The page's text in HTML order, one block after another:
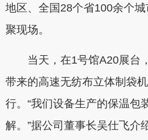
地区、全国28个省100余个
聚现场。
当天，在1号馆A20展台，
带来的高速无纺布立体制袋
行。“我们设备生产的保温包
解。”据公司董事长吴仕飞介